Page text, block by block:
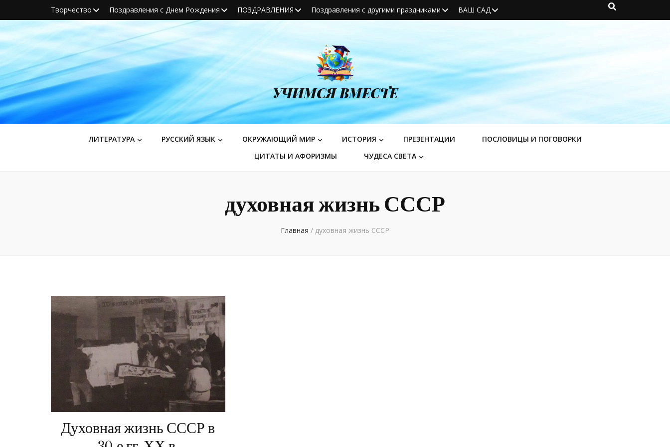
Творчество Поздравления с Днем Рождения ПОЗДРАВЛЕНИЯ Поздравления с другими праздниками ВАШ САД
УЧИМСЯ ВМЕСТЕ
ЛИТЕРАТУРА РУССКИЙ ЯЗЫК ОКРУЖАЮЩИЙ МИР ИСТОРИЯ ПРЕЗЕНТАЦИИ
ПОСЛОВИЦЫ И ПОГОВОРКИ
ЦИТАТЫ И АФОРИЗМЫ
ЧУДЕСА СВЕТА
духовная жизнь СССР
Главная / духовная жизнь СССР
Духовная жизнь СССР в